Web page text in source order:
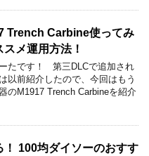
Trench Carbine使ってみ
メ運用方法！
たです！ 第三DLCで追加され
以前紹介したので、今回はもう
のM1917 Trench Carbineを紹介
！ 100均ダイソーのおすす